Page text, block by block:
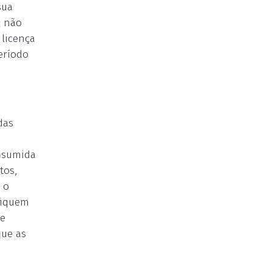
não
o
as